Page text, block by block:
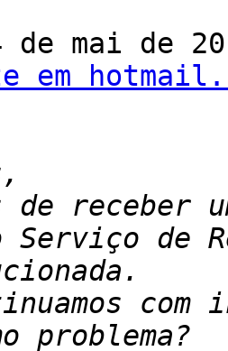
de mai de
em
de receber